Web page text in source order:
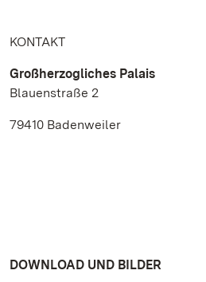
KONTAKT
Großherzogliches Palais
Blauenstraße 2
79410 Badenweiler
DOWNLOAD UND BILDER